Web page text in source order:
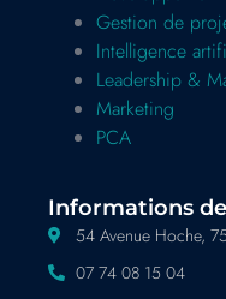
Gestion de
Intelligence
Leadership &
Marketing
PCA
Informations
54 Avenue Hoche,
07 74 08 15 04